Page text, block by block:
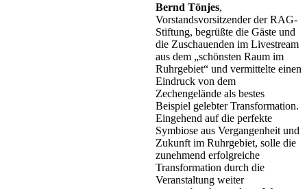
Bernd Tönjes,
Vorstandsvorsitzender der RAG-
Stiftung, begrüßte die Gäste und
die Zuschauenden im Livestream
aus dem „schönsten Raum im
Ruhrgebiet“ und vermittelte einen
Eindruck von dem
Zechengelände als bestes
Beispiel gelebter Transformation.
Eingehend auf die perfekte
Symbiose aus Vergangenheit und
Zukunft im Ruhrgebiet, solle die
zunehmend erfolgreiche
Transformation durch die
Veranstaltung weiter